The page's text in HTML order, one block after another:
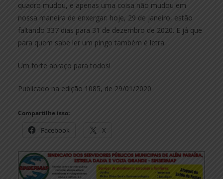
quadro mudou, e apenas uma coisa não mudou em
nossa maneira de enxergar: hoje, 29 de janeiro, estão
faltando 337 dias para 31 de dezembro de 2020. E já que
para quem sabe ler um pingo também é letra…
Um forte abraço para todos!
Publicado na edição 1085, de 29/01/2020
Compartilhe isso:
Facebook X